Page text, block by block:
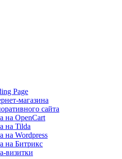
Page
магазина
сайта
на OpenCart
на Tilda
на Wordpress
на Битрикс
визитки